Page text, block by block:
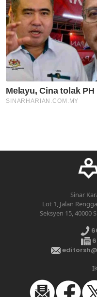
Sinar
Lot 1, Jalan
Seksyen 15, 40000